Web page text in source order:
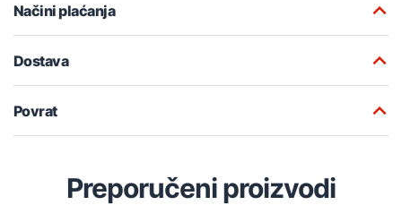
Načini plaćanja
Dostava
Povrat
Preporučeni proizvodi